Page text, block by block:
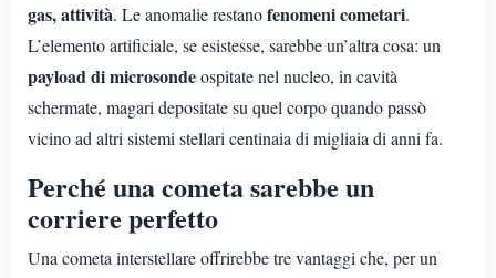
gas, attività. Le anomalie restanofenomeni cometari.
L’elemento artificiale, se esistesse, sarebbe un’altra cosa: un
payload di microsondeospitate nel nucleo, in cavità
schermate, magari depositate su quel corpo quando passò
vicino ad altri sistemi stellari centinaia di migliaia di anni fa.
Perché una cometa sarebbe un
corriere perfetto
Una cometa interstellare offrirebbe tre vantaggi che, per un